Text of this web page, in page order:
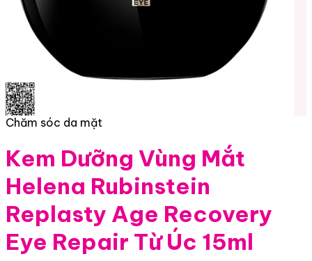
Chăm sóc da mặt
Kem Dưỡng Vùng Mắt
Helena Rubinstein
Replasty Age Recovery
Eye Repair Từ Úc 15ml